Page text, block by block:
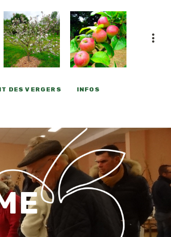
DES VERGERS INFOS